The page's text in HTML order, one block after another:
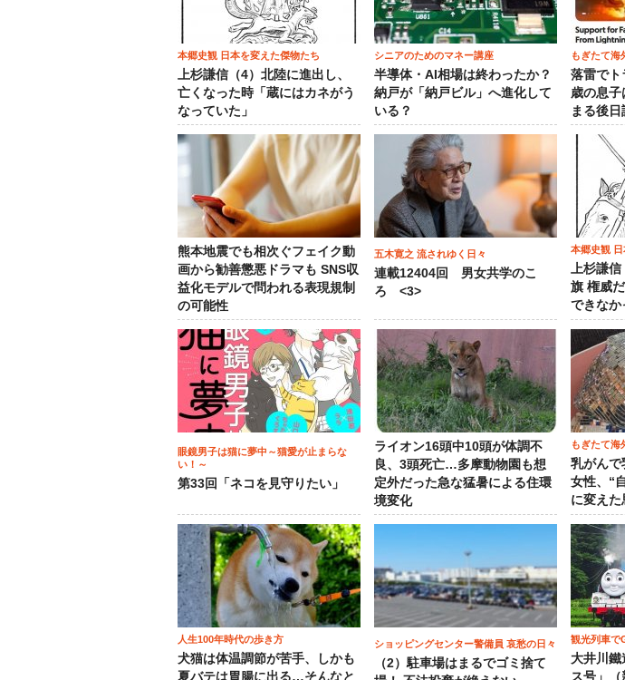
本郷史観 日本を変えた傑物たち
上杉謙信（4）北陸に進出し、
亡くなった時「蔵にはカネがう
なっていた」
シニアのためのマネー講座
半導体・AI相場は終わったか？
納戸が「納戸ビル」へ進化して
いる？
もぎたて海
落雷でト
歳の息
まる後
熊本地震でも相次ぐフェイク動
画から勧善懲悪ドラマも SNS収
益化モデルで問われる表現規制
の可能性
五木寛之 流されゆく日々
連載12404回 男女共学のこ
ろ <3>
本郷史観
上杉謙信
旗 権威
できなか
眼鏡男子は猫に夢中～猫愛が止まらな
い！～
第33回「ネコを見守りたい」
ライオン16頭中10頭が体調不
良、3頭死亡…多摩動物園も想
定外だった急な猛暑による住環
境変化
もぎたて海
乳がん
女性、“
に変え
人生100年時代の歩き方
犬猫は体温調節が苦手、しかも
夏バテは胃腸に出る…そんなと
ショッピングセンター警備員 哀愁の日々
（2）駐車場はまるでゴミ捨て
観光列車で
大井川
ス号」